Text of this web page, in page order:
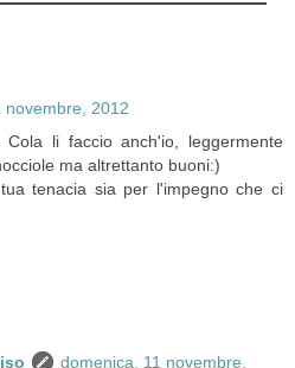
novembre, 2012
li faccio anch'io, leggermente
ma altrettanto buoni:)
tenacia sia per l'impegno che ci
domenica, 11 novembre,